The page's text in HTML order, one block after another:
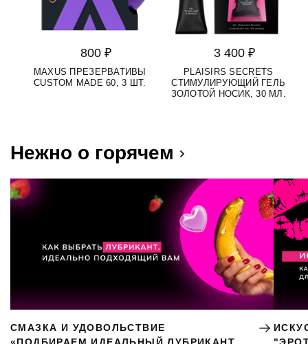
800 ₽
MAXUS ПРЕЗЕРВАТИВЫ
CUSTOM MADE 60, 3 ШТ.
3 400 ₽
PLAISIRS SECRETS
СТИМУЛИРУЮЩИЙ ГЕЛЬ
ЗОЛОТОЙ НОСИК, 30 МЛ.
Нежно о горячем
СМАЗКА И УДОВОЛЬСТВИЕ